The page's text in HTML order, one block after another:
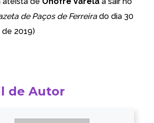
de Paços de Ferreirado dia 30
2019)
de Autor